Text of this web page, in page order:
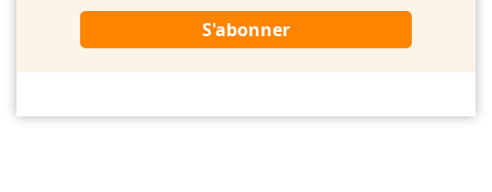
S'abonner